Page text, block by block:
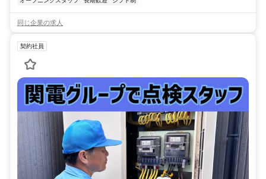
同じ企業の求人
契約社員